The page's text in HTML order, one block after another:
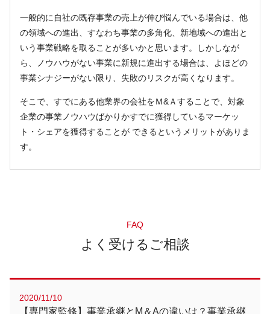
一般的に自社の既存事業の売上が伸び悩んでいる場合は、他
の領域への進出、すなわち事業の多角化、新地域への進出と
いう事業戦略を取ることが多いかと思います。しかしなが
ら、ノウハウがない事業に新規に進出する場合は、よほどの
事業シナジーがない限り、失敗のリスクが高くなります。
そこで、すでにある他業界の会社をＭ&Ａすることで、対象
企業の事業ノウハウばかりかすでに獲得しているマーケッ
ト・シェアを獲得することが できるというメリットがありま
す。
FAQ
よく受けるご相談
2020/11/10
【専門家監修】事業承継とM＆Aの違いは？事業承継